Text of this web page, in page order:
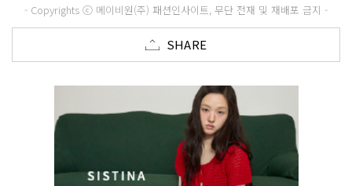
- Copyrights ⓒ 메이비원(주) 패션인사이트, 무단 전재 및 재배포 금지 -
SHARE